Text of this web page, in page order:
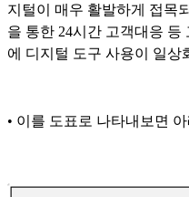
지털이 매우 활발하게 접목
을 통한 24시간 고객대응
에 디지털 도구 사용이 일상
• 이를 도표로 나타내보면